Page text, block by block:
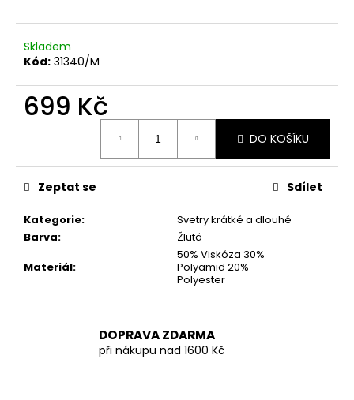
Skladem
Kód: 31340/M
699 Kč
DO KOŠÍKU
Kategorie:
Svetry krátké a dlouhé
Barva:
Žlutá
Materiál:
50% Viskóza 30%
Polyamid 20%
Polyester
Zeptat se Sdílet
DOPRAVA ZDARMA
při nákupu nad 1600 Kč
e
PODZIMNÍ
BUNDA
VEL.
1
899
Kč